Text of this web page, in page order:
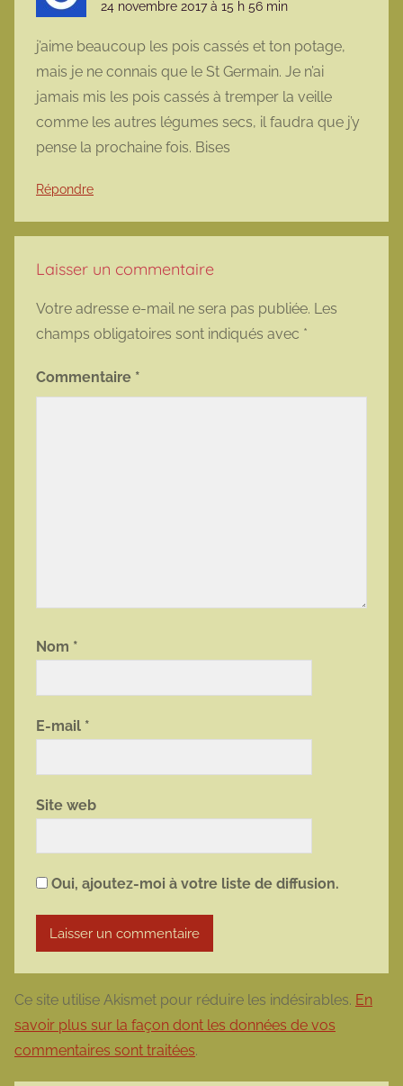
24 novembre 2017 à 15 h 56 min
j’aime beaucoup les pois cassés et ton potage,
mais je ne connais que le St Germain. Je n’ai
jamais mis les pois cassés à tremper la veille
comme les autres légumes secs, il faudra que j’y
pense la prochaine fois. Bises
Répondre
Laisser un commentaire
Votre adresse e-mail ne sera pas publiée. Les
champs obligatoires sont indiqués avec *
Commentaire *
Nom *
E-mail *
Site web
Oui, ajoutez-moi à votre liste de diffusion.
Ce site utilise Akismet pour réduire les indésirables. En
savoir plus sur la façon dont les données de vos
commentaires sont traitées.